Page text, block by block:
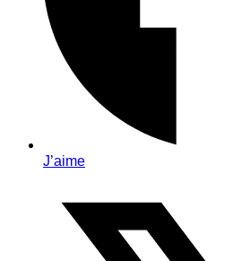
J’aime